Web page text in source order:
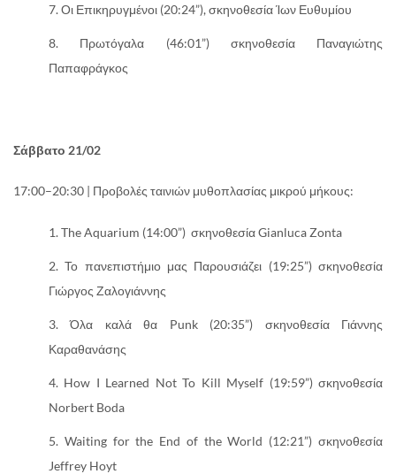
Οι Επικηρυγμένοι (20:24”), σκηνοθεσία Ίων Ευθυμίου
Πρωτόγαλα (46:01”) σκηνοθεσία Παναγιώτης
Παπαφράγκος
Σάββατο 21/02
17:00–20:30 | Προβολές ταινιών μυθοπλασίας μικρού μήκους:
The Aquarium (14:00”) σκηνοθεσία Gianluca Zonta
Το πανεπιστήμιο μας Παρουσιάζει (19:25”) σκηνοθεσία
Γιώργος Ζαλογιάννης
Όλα καλά θα Punk (20:35”) σκηνοθεσία Γιάννης
Καραθανάσης
How I Learned Not To Kill Myself (19:59”) σκηνοθεσία
Norbert Boda
Waiting for the End of the World (12:21”) σκηνοθεσία
Jeffrey Hoyt